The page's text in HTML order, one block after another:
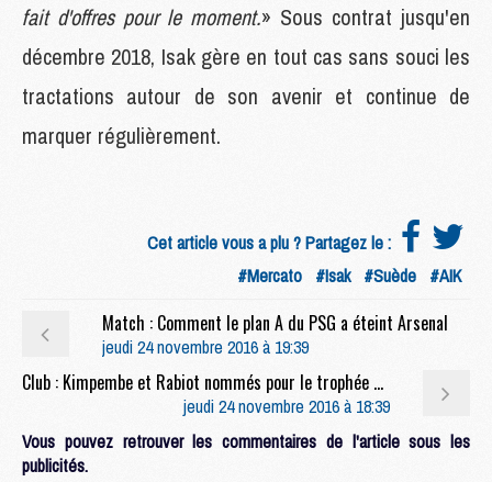
fait d'offres pour le moment.» Sous contrat jusqu'en
décembre 2018, Isak gère en tout cas sans souci les
tractations autour de son avenir et continue de
marquer régulièrement.
Cet article vous a plu ? Partagez le :
#Mercato #Isak #Suède #AIK
Match : Comment le plan A du PSG a éteint Arsenal
jeudi 24 novembre 2016 à 19:39
Club : Kimpembe et Rabiot nommés pour le trophée de l'Espoir français 2016
jeudi 24 novembre 2016 à 18:39
Vous pouvez retrouver les commentaires de l'article sous les
publicités.